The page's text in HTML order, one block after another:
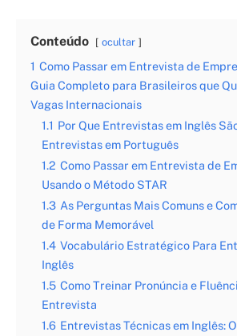
Conteúdo ocultar
1 Como Passar em Entrevista de
Guia Completo para Brasileiros que
Vagas Internacionais
1.1 Por Que Entrevistas em Inglês
Entrevistas em Português
1.2 Como Passar em Entrevista de
Usando o Método STAR
1.3 As Perguntas Mais Comuns e
de Forma Memorável
1.4 Vocabulário Estratégico Para
Inglês
1.5 Como Treinar Pronúncia e
Entrevista
1.6 Entrevistas Técnicas em Inglês: